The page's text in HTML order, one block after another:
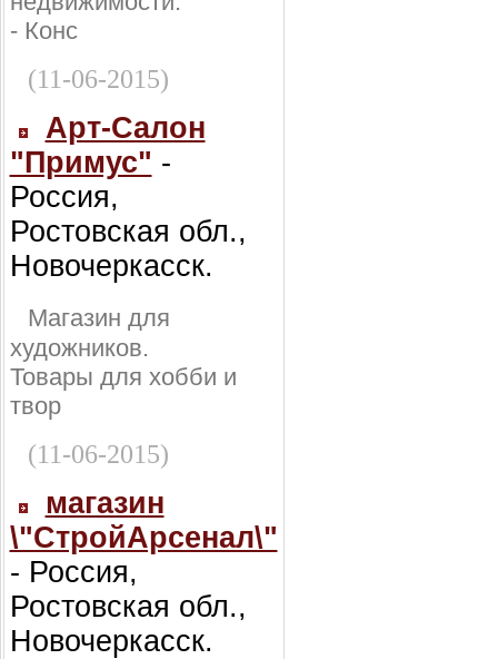
- Конс
(11-06-2015)
Арт-Салон
"Примус" -
Россия,
Ростовская обл.,
Новочеркасск.
Магазин для
художников.
Товары для хобби и
твор
(11-06-2015)
магазин
\"СтройАрсенал\"
- Россия,
Ростовская обл.,
Новочеркасск.